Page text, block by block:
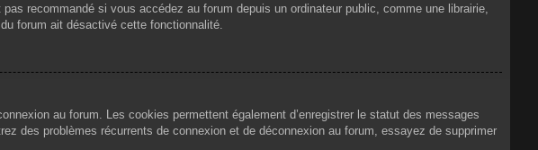
recommandé si vous accédez au forum depuis un ordinateur public, comme une librairie,
forum ait désactivé cette fonctionnalité.
au forum. Les cookies permettent également d’enregistrer le statut des messages
des problèmes récurrents de connexion et de déconnexion au forum, essayez de supprimer